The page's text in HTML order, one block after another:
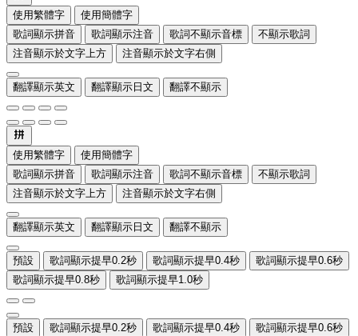
使用繁體字
使用簡體字
歌詞顯示拼音
歌詞顯示注音 歌詞不顯示音標
不顯示歌詞
注音顯示於文字上方
注音顯示於文字右側
翻譯顯示英文 翻譯顯示日文 翻譯不顯示
使用繁體字
使用簡體字
歌詞顯示拼音
歌詞顯示注音 歌詞不顯示音標
不顯示歌詞
注音顯示於文字上方
注音顯示於文字右側
翻譯顯示英文 翻譯顯示日文 翻譯不顯示
預設 歌詞顯示提早0.2秒 歌詞顯示提早0.4秒
歌詞顯示提早0.6秒
歌詞顯示提早0.8秒
歌詞顯示提早1.0秒
預設 歌詞顯示提早0.2秒 歌詞顯示提早0.4秒
歌詞顯示提早0.6秒